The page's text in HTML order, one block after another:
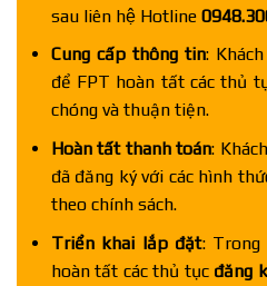
sau liên hệ Hotline
Cung cấp thông tin:
để FPT hoàn tất các thủ
chóng và thuận tiện.
Hoàn tất thanh toán:
đã đăng ký với các hình
theo chính sách.
Triển khai lắp đặt:
hoàn tất các thủ tục đăng